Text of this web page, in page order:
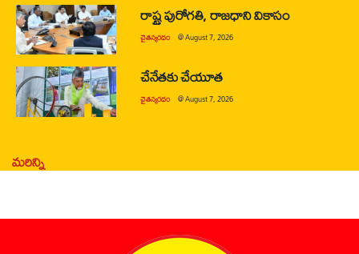
రాష్ట్ర పురోగతి, రాజధాని వికాసం
చైతన్యరధం @August 7, 2026
చేనేతకు చేయూత
చైతన్యరధం @August 7, 2026
మరిన్ని